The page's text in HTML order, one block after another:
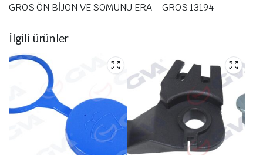
GROS ÖN BİJON VE SOMUNU ERA – GROS 13194
İlgili ürünler